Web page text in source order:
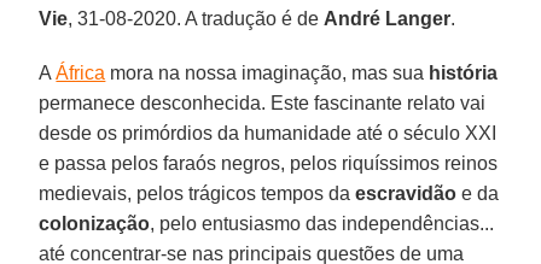
Vie, 31-08-2020. A tradução é de André Langer.
AÁfrica mora na nossa imaginação, mas sua história
permanece desconhecida. Este fascinante relato vai
desde os primórdios da humanidade até o século XXI
e passa pelos faraós negros, pelos riquíssimos reinos
medievais, pelos trágicos tempos daescravidão e da
colonização, pelo entusiasmo das independências...
até concentrar-se nas principais questões de uma